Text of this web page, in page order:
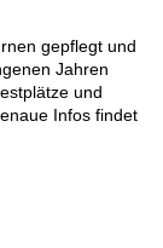
gepflegt und
Jahren
und
Infos findet